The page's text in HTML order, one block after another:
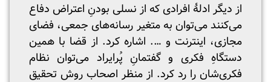
از دیگر ادلۀ افرادی که از نسلی بودنِ اعتراض دفاع
می‌کنند می‌توان به متغیر رسانه‌های جمعی، فضای
مجازی، اینترنت و …. اشاره کرد. از قضا با همین
دستگاهِ فکری و گفتمانِ پُرایراد می‌توان نظام
فکری‌شان را رد کرد. از منظر اصحاب روش تحقیق